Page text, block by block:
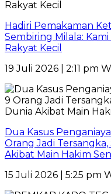
Hadiri Pemakaman
Sembiring Milala:
Rakyat Kecil
19 Juli 2026 | 2:11 pm
Dua Kasus
Orang Jadi
Akibat Main Hakim
15 Juli 2026 | 5:25 pm